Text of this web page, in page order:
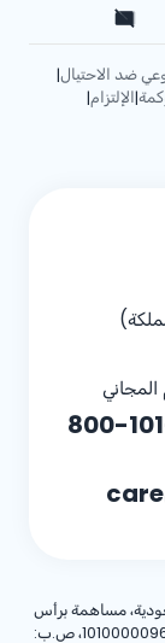
ضد الاحتيال|
|الإلتزام|
المجاني
800-
مساهمة برأس
، رقم السجل التجاري: 1010000096، ص.ب: